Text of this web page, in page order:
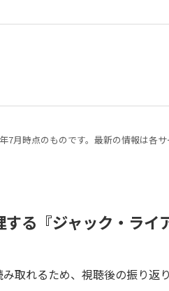
7月時点のものです。最新の情報は各サ
る『ジャック・ライ
取れるため、視聴後の振り返